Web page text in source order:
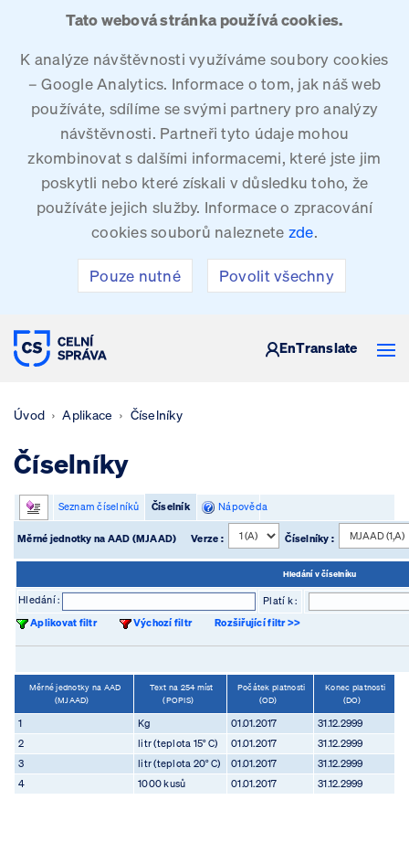
Tato webová stránka používá cookies.
K analýze návštěvnosti využíváme soubory cookies
– Google Analytics. Informace o tom, jak náš web
používáte, sdílíme se svými partnery pro analýzy
návštěvnosti. Partneři tyto údaje mohou
zkombinovat s dalšími informacemi, které jste jim
poskytli nebo které získali v důsledku toho, že
používáte jejich služby. Informace o zpracování
cookies souborů naleznete zde.
Pouze nutné Povolit všechny
CELNÍ SPRÁVA ČESKÉ REPUBLIKY
EnTranslate
Úvod Aplikace Číselníky
Číselníky
Seznam číselníků Číselník Nápověda
Měrné jednotky na AAD (MJAAD) Verze : Číselníky :
Hledání v číselníku
Hledání :
Platí k :
Aplikovat filtr
Výchozí filtr Rozšiřující filtr >>
Měrné jednotky na AAD
(MJAAD)
Text na 254 míst
(POPIS)
Počátek platnosti
(OD)
Konec platnosti
(DO)
1 Kg 01.01.2017
31.12.2999
2
litr (teplota 15° C) 01.01.2017
31.12.2999
3
litr (teplota 20° C) 01.01.2017
31.12.2999
4
1000 kusů 01.01.2017 31.12.2999